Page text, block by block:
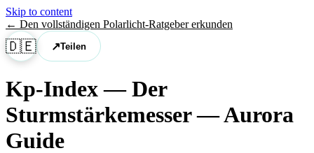
Skip to content
← Den vollständigen Polarlicht-Ratgeber erkunden
🇩🇪 ↗Teilen
Kp-Index — Der
Sturmstärkemesser— Aurora
Guide